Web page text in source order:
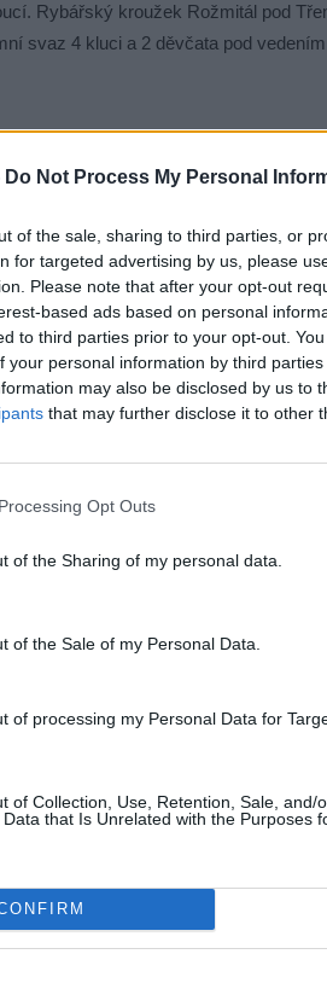
Do Not Process My Personal
of the sale, sharing to third parties, or
for targeted advertising by us, please
Please note that after your opt-out
based ads based on personal
to third parties prior to your opt-out.
your personal information by third parties
may also be disclosed by us to
that may further disclose it to other
Opt Outs
of the Sharing of my personal data.
of the Sale of my Personal Data.
of processing my Personal Data for
of Collection, Use, Retention, Sale, and/
that Is Unrelated with the Purposes
Rybářský kroužek Rožmitál pod
svaz 4 kluci a 2 děvčata pod